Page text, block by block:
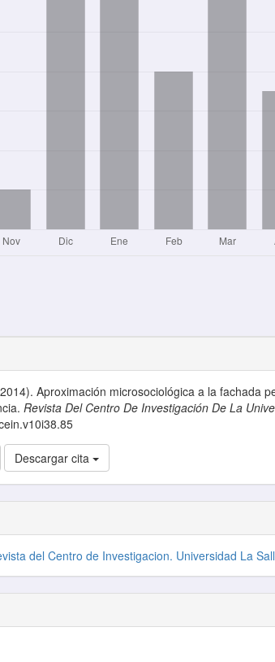
Aproximación microsociológica a la fachada
Revista Del Centro De Investigación De La
Descargar cita
del Centro de Investigacion. Universidad La